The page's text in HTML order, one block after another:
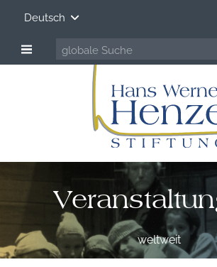
Deutsch
weltweit